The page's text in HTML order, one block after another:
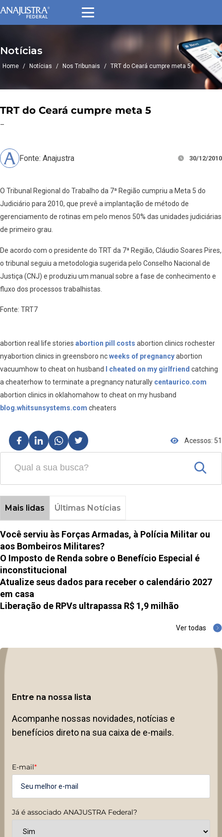
Notícias
Home / Notícias / Nos Tribunais / TRT do Ceará cumpre meta 5
TRT do Ceará cumpre meta 5
–
Fonte: Anajustra 30/12/2010
O Tribunal Regional do Trabalho da 7ª Região cumpriu a Meta 5 do
Judiciário para 2010, que prevê a implantação de método de
gerenciamento de rotinas em pelo menos 50% das unidades judiciárias
de primeiro grau.
De acordo com o presidente do TRT da 7ª Região, Cláudio Soares Pires,
o tribunal seguiu a metodologia sugerida pelo Conselho Nacional de
Justiça (CNJ) e produziu um manual sobre a fase de conhecimento e
fluxo dos processos trabalhistas.
Fonte: TRT7
abortion real life stories abortion pill costs abortion clinics rochester
nyabortion clinics in greensboro ncweeks of pregnancyabortion
vacuumhow to cheat on husband
I cheated on my girlfriend catching
a cheaterhow to terminate a pregnancy naturally centaurico.com
abortion clinics in oklahomahow to cheat on my husband
blog.whitsunsystems.com cheaters
Acessos: 51
Mais lidas Últimas Notícias
Você serviu às Forças Armadas, à Polícia Militar ou
aos Bombeiros Militares?
O Imposto de Renda sobre o Benefício Especial é
inconstitucional
Atualize seus dados para receber o calendário 2027
em casa
Liberação de RPVs ultrapassa R$ 1,9 milhão
Ver todas
Entre na nossa lista
Acompanhe nossas novidades, notícias e
benefícios direto na sua caixa de e-mails.
E-mail*
Já é associado ANAJUSTRA Federal?